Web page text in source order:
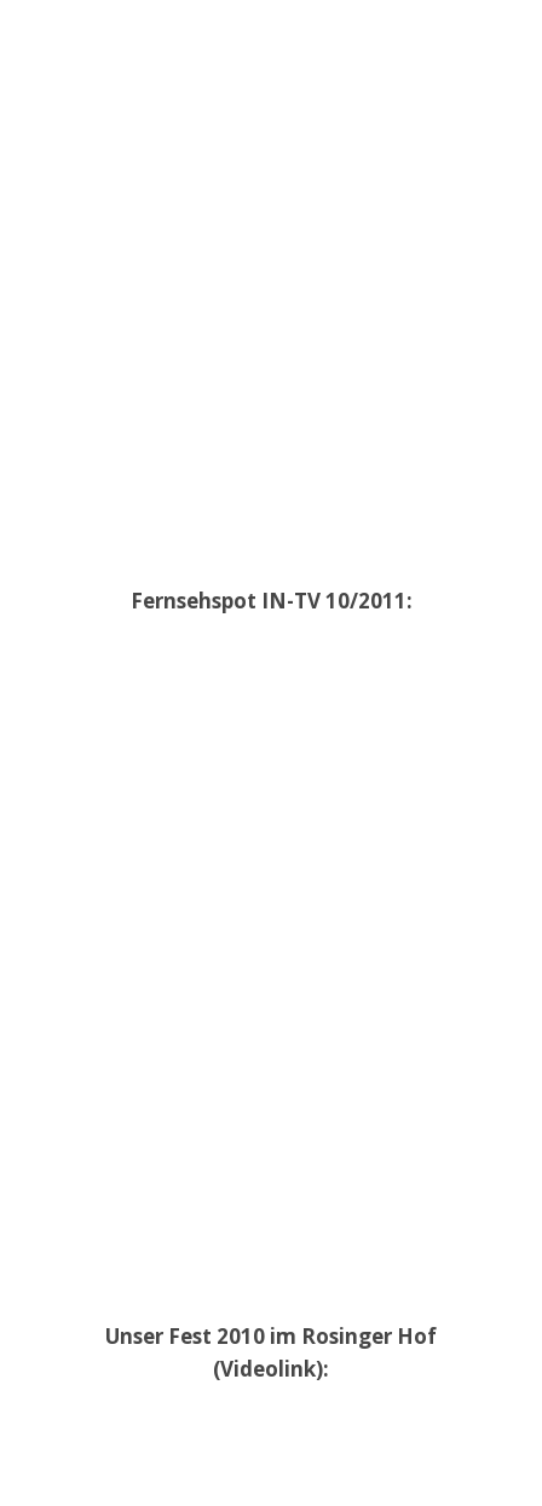
Fernsehspot IN-TV 10/2011:
Unser Fest 2010 im Rosinger Hof
(Videolink):